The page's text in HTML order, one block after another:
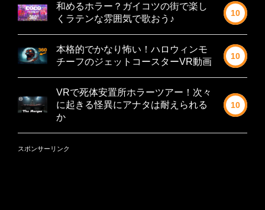
和めるホラー？ガイコツの街で楽し
くラテンな雰囲気で歌おう♪
10
本格的でかなり怖い！ハロウィンモ
チーフのジェットコースターVR動画
10
VRで死体安置所ホラーツアー！次々
に起きる怪異にアナタは耐えられる
か
10
スポンサーリンク